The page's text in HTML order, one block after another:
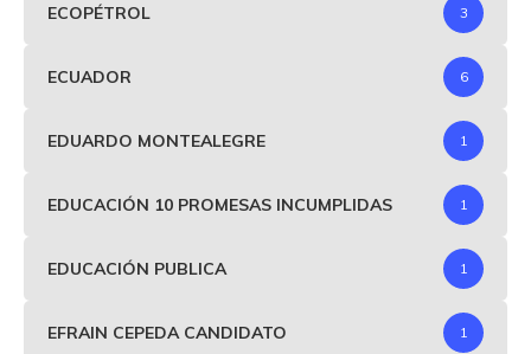
ECOPÉTROL 3
ECUADOR 6
EDUARDO MONTEALEGRE 1
EDUCACIÓN 10 PROMESAS INCUMPLIDAS 1
EDUCACIÓN PUBLICA 1
EFRAIN CEPEDA CANDIDATO 1